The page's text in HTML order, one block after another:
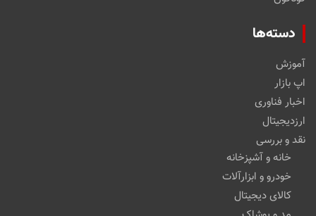
دسته‌ها
آموزش
اپ بازار
اخبار فناوری
ارزدیجیتال
نقد و بررسی
خانه و آشپزخانه
خودرو و ابزارآلات
کالای دیجیتال